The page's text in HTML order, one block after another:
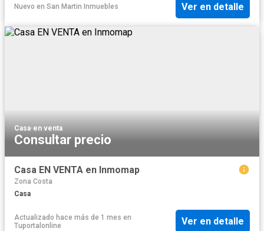
Nuevo en San Martin Inmuebles Ver en detalle
Casa·en venta
Consultar precio
Casa EN VENTA en Inmomap
Zona Costa
Casa
Actualizado hace más de 1 mes en
Tuportalonline
Ver en detalle